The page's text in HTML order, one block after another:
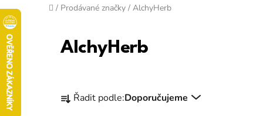
Domů
/ Prodávané značky / AlchyHerb
AlchyHerb
a Řadit podle:Doporučujeme